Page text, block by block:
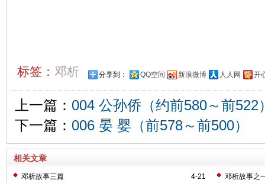
标签： 邓析 分享到： QQ空间 新浪微博 人人网 开
上一篇： 004 公孙侨（约前580～前522
下一篇： 006 晏 婴（前578～前500）
相关文章
4-21
邓析故事三篇
邓析故事之